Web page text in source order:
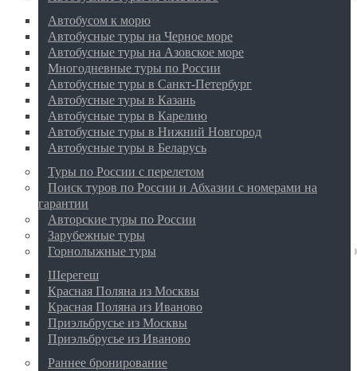
Автобусом к морю
Автобусные туры на Черное море
Автобусные туры на Азовское море
Многодневные туры по России
Автобусные туры в Санкт-Петербург
Автобусные туры в Казань
Автобусные туры в Карелию
Автобусные туры в Нижний Новгород
Автобусные туры в Беларусь
Туры по России с перелетом
Поиск туров по России и Абхазии с номерами на
гарантии
Авторские туры по России
Зарубежные туры
Горнолыжные туры
Шерегеш
Красная Поляна из Москвы
Красная Поляна из Иваново
Приэльбрусье из Москвы
Приэльбрусье из Иваново
Раннее бронирование